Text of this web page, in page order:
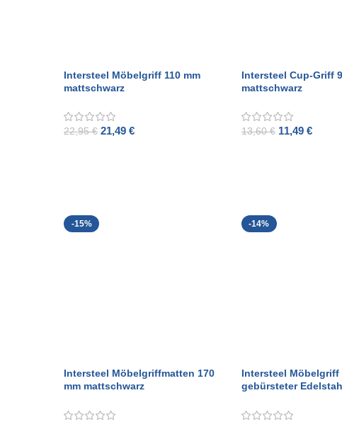
Intersteel Möbelgriff 110 mm
mattschwarz
22,95€ 21,49 €
Intersteel Cup-Griff
mattschwarz
13,60€ 11,49 €
-15%
Intersteel Möbelgriffmatten 170
mm mattschwarz
-14%
Intersteel Möbelgriff
gebürsteter